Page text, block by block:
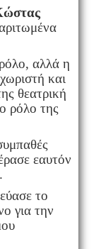
αλλά η
και
θεατρική
ρόλο της
εαυτόν
το
για την